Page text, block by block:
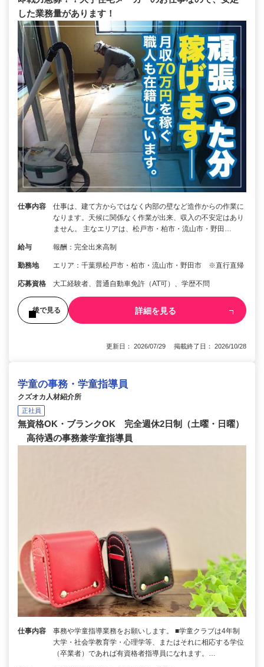
した業務量があります！
仕事内容
仕事は、建て方からではなく内部の壁など造作からの作業に
なります。天候に関係なく作業が出来、収入の不安定はあり
ません。 主なエリアは、松戸市・柏市・流山市・野田…
給与 報酬：完全出来高制
勤務地 エリア：千葉県松戸市・柏市・流山市・野田市 ※直行直帰
応募資格 大工経験者、普通自動車免許（AT可）、学歴不問
後で見る 詳細を見る
更新日： 2026/07/29 掲載終了日： 2026/10/28
学童の事務・学童指導員
クズオカ人材紹介所
正社員
無資格OK・ブランクOK 完全週休2日制（土曜・日曜）
高待遇の事務兼学童指導員
仕事内容
事務や学童指導業務をお願いします。 ■学童クラブは4年制
大学・社会学教育学・心理学等、またはそれに相応する学位
（卒業者）であれば有資格者指導員になれます。…